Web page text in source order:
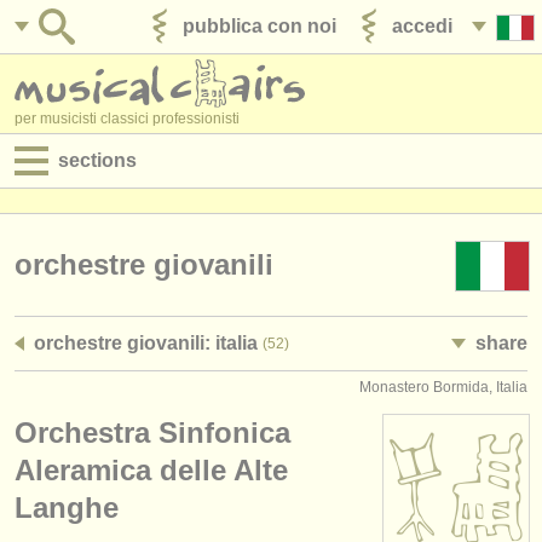
accedi
pubblica con noi
per musicisti classici professionisti
sections
jobs - amministrazione
corsi
concorsi/
orchestre giovanili
orchestre giovanili: italia (52) share
Monastero Bormida, Italia
Orchestra Sinfonica
Aleramica delle Alte
Langhe